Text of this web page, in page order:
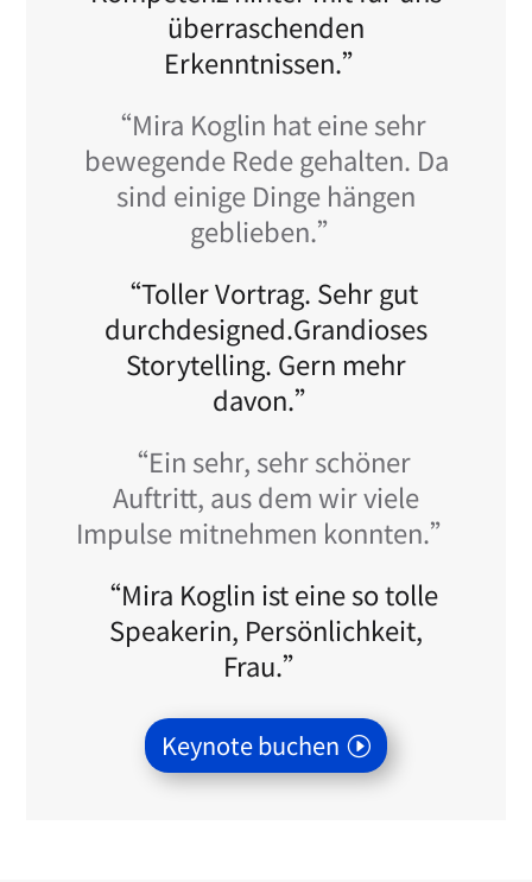
überraschenden
Erkenntnissen.”
“Mira Koglin hat eine sehr
bewegende Rede gehalten. Da
sind einige Dinge hängen
geblieben.”
“Toller Vortrag. Sehr gut
durchdesigned.Grandioses
Storytelling. Gern mehr
davon.”
“Ein sehr, sehr schöner
Auftritt, aus dem wir viele
Impulse mitnehmen konnten.”
“Mira Koglin ist eine so tolle
Speakerin, Persönlichkeit,
Frau.”
Keynote buchen